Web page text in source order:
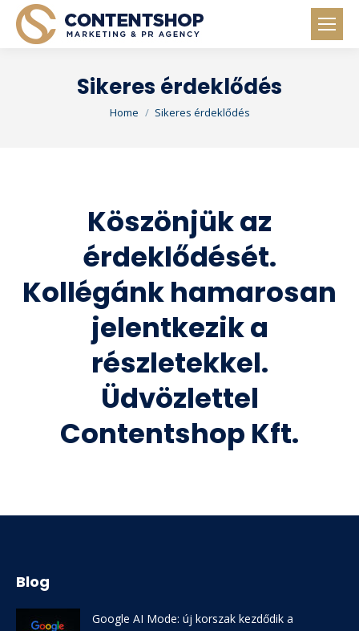
Sikeres érdeklődés
You are here:
Home Sikeres érdeklődés
Köszönjük az
érdeklődését.
Kollégánk hamarosan
jelentkezik a
részletekkel.
Üdvözlettel
Contentshop Kft.
Blog
Google AI Mode: új korszak kezdődik a